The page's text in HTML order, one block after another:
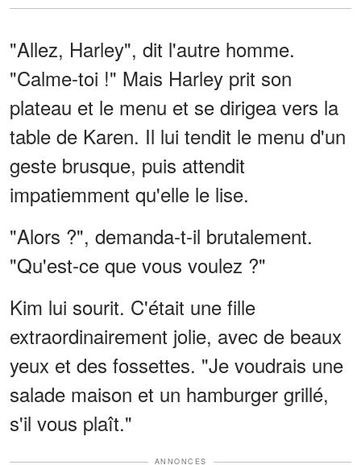
"Allez, Harley", dit l'autre homme.
"Calme-toi !" Mais Harley prit son
plateau et le menu et se dirigea vers la
table de Karen. Il lui tendit le menu d'un
geste brusque, puis attendit
impatiemment qu'elle le lise.
"Alors ?", demanda-t-il brutalement.
"Qu'est-ce que vous voulez ?"
Kim lui sourit. C'était une fille
extraordinairement jolie, avec de beaux
yeux et des fossettes. "Je voudrais une
salade maison et un hamburger grillé,
s'il vous plaît."
ANNONCES